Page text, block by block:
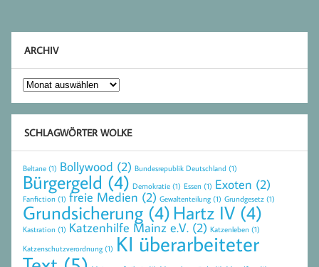
ARCHIV
Archiv
SCHLAGWÖRTER WOLKE
Beltane (1) Bollywood (2) Bundesrepublik Deutschland (1)
Bürgergeld (4) Demokratie (1) Essen (1) Exoten (2)
Fanfiction (1) freie Medien (2) Gewaltenteilung (1) Grundgesetz (1)
Grundsicherung(4) Hartz IV (4)
Kastration (1) Katzenhilfe Mainz e.V. (2) Katzenleben (1)
Katzenschutzverordnung (1) KI überarbeiteter